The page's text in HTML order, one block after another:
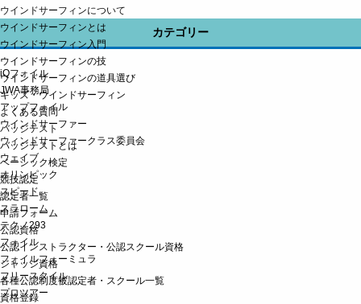
ウインドサーフィンについて
ウインドサーフィンとは
ウインドサーフィン入門
ウインドサーフィンの技
ウインドサーフィンの道具選び
キッズ・ウインドサーフィン
よくある質問
バッジテスト
バッジテストとは
ベーシック検定
競技認定
認定者一覧
申請フォーム
公認資格
公認インストラクター・公認スクール資格
ジャッジ資格
各種公認制度被認定者・スクール一覧
資格登録
カテゴリー
iQフォイル
JWA事務局
アップフォイル
ウインドサーファー
ウィンドサーファークラス委員会
ウェイブ
オリンピック
スピード
スラローム
テクノ293
フォイル
フォイルフォーミュラ
フリースタイル
プロツアー